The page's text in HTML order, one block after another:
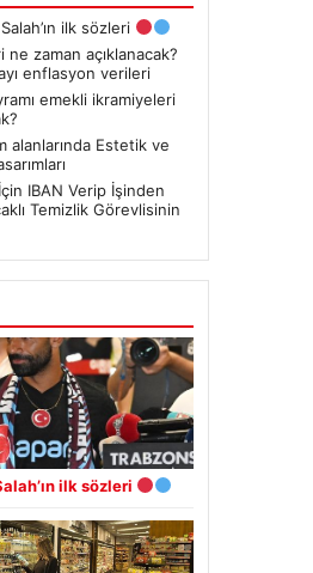
ilk sözleri
zaman açıklanacak?
enflasyon verileri
emekli ikramiyeleri
alanlarında Estetik ve
IBAN Verip İşinden
Temizlik Görevlisinin
ilk sözleri